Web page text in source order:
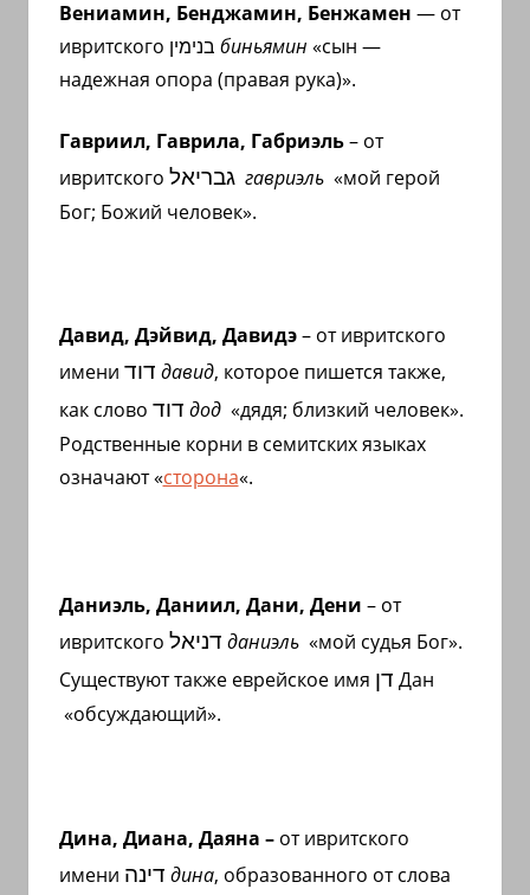
Вениамин, Бенджамин, Бенжамен — от
биньямин «сын —
надежная опора (правая рука)».
Гавриил, Гаврила, Габриэль– от
ивритского גבריאל гавриэль «мой герой
Бог; Божий человек».
Давид, Дэйвид, Давидэ– от ивритского
имени דוד давид, которое пишется также,
как слово דוד дод «дядя; близкий человек».
Родственные корни в семитских языках
означают «сторона«.
Даниэль, Даниил, Дани, Дени – от
ивритского דניאל даниэль «мой судья Бог».
Существуют также еврейское имя דן Дан
«обсуждающий».
Дина, Диана, Даяна – от ивритского
имени דינה дина, образованного от слова